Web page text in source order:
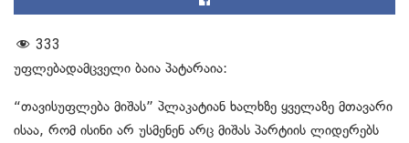
333
უფლებადამცველი ბაია პატარაია:
“თავისუფლება მიშას” პლაკატიან ხალხზე ყველაზე მთავარი
ისაა, რომ ისინი არ უსმენენ არც მიშას პარტიის ლიდერებს